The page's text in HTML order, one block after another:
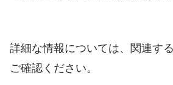
詳細な情報については、関連す
ご確認ください。